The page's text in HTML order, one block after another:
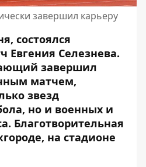
завершил карьеру
состоялся
Селезнева.
завершил
матчем,
звезд
, но и военных и
Благотворительная
на стадионе